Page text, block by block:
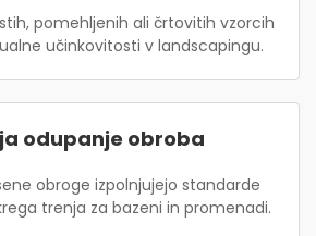
pomehljenih ali črtovitih vzorcih
učinkovitosti v landscapingu.
odupanje obroba
obroge izpolnjujejo standarde
trenja za bazeni in promenadi.